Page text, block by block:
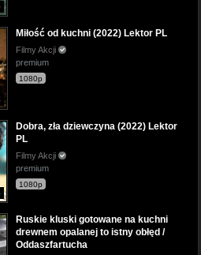
Miłość od kuchni (2022) Lektor PL
Filmy Akcji
premium
1080p
Dobra, zła dziewczyna (2022) Lektor
PL
Filmy Akcji
premium
1080p
Ruskie kluski gotowane na kuchni
drewnem opalanej to istny obłęd /
Oddaszfartucha